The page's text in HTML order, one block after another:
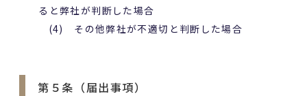
ると弊社が判断した場合
(4) その他弊社が不適切と判断した場合
第５条（届出事項）